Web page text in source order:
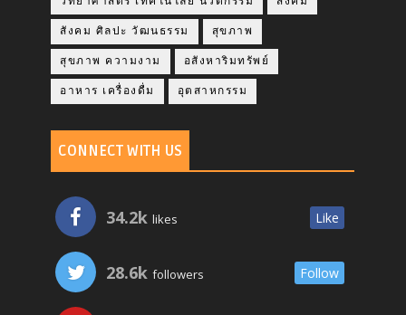
สังคม ศิลปะ วัฒนธรรม สุขภาพ
สุขภาพ ความงาม อสังหาริมทรัพย์
อาหาร เครื่องดื่ม อุตสาหกรรม
CONNECT WITH US
34.2k likes Like
28.6k followers Follow